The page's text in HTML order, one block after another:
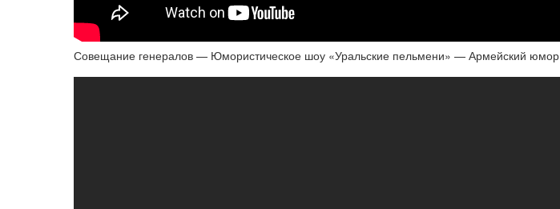
Совещание генералов — Юмористическое шоу «Уральские пельмени» — Армейский юмор